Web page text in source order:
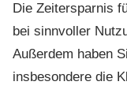
Die Zeitersparnis
bei sinnvoller
Außerdem haben
insbesondere die